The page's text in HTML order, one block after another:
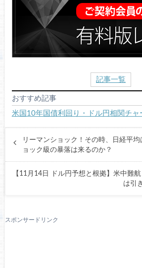
記事一覧
おすすめ記事
米国10年国債利回り・ドル円相関チャ
リーマンショック！その時、日経平
ョック級の暴落は来るのか？
【11月14日 ドル円予想と根拠】米中難
は引
スポンサードリンク